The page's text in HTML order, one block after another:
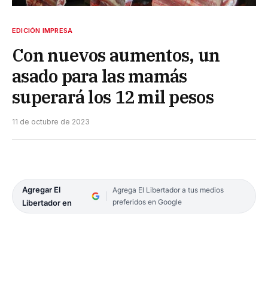
EDICIÓN IMPRESA
Con nuevos aumentos, un
asado para las mamás
superará los 12 mil pesos
11 de octubre de 2023
Agregar El
Libertador en
Agrega El Libertador a tus medios
preferidos en Google